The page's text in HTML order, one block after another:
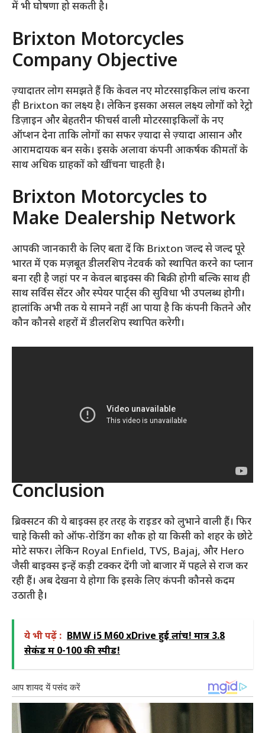
में भी घोषणा हो सकती है।
Brixton Motorcycles
Company Objective
ज़्यादातर लोग समझते हैं कि केवल नए मोटरसाइकिल लांच करना
ही Brixton का लक्ष्य है। लेकिन इसका असल लक्ष्य लोगों को रेट्रो
डिज़ाइन और बेहतरीन फीचर्स वाली मोटरसाइकिलों के नए
ऑप्शन देना ताकि लोगों का सफर ज़्यादा से ज़्यादा आसान और
आरामदायक बन सके। इसके अलावा कंपनी आकर्षक कीमतों के
साथ अधिक ग्राहकों को खींचना चाहती है।
Brixton Motorcycles to
Make Dealership Network
आपकी जानकारी के लिए बता दें कि Brixton जल्द से जल्द पूरे
भारत में एक मज़बूत डीलरशिप नेटवर्क को स्थापित करने का प्लान
बना रही है जहां पर न केवल बाइक्स की बिक्री होगी बल्कि साथ ही
साथ सर्विस सेंटर और स्पेयर पार्ट्स की सुविधा भी उपलब्ध होगी।
हालांकि अभी तक ये सामने नहीं आ पाया है कि कंपनी कितने और
कौन कौनसे शहरों में डीलरशिप स्थापित करेगी।
Conclusion
ब्रिक्सटन की ये बाइक्स हर तरह के राइडर को लुभाने वाली हैं। फिर
चाहे किसी को ऑफ-रोडिंग का शौक हो या किसी को शहर के छोटे
मोटे सफर। लेकिन Royal Enfield, TVS, Bajaj, और Hero
जैसी बाइक्स इन्हें कड़ी टक्कर देंगी जो बाजार में पहले से राज कर
रही हैं। अब देखना ये होगा कि इसके लिए कंपनी कौनसे कदम
उठाती है।
ये भी पढ़ें : BMW i5 M60 xDrive हुई लांच! मात्र 3.8
सेकंड में 0-100 की स्पीड!